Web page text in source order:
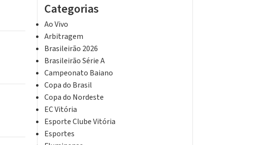
Categorias
Ao Vivo
Arbitragem
Brasileirão 2026
Brasileirão Série A
Campeonato Baiano
Copa do Brasil
Copa do Nordeste
EC Vitória
Esporte Clube Vitória
Esportes